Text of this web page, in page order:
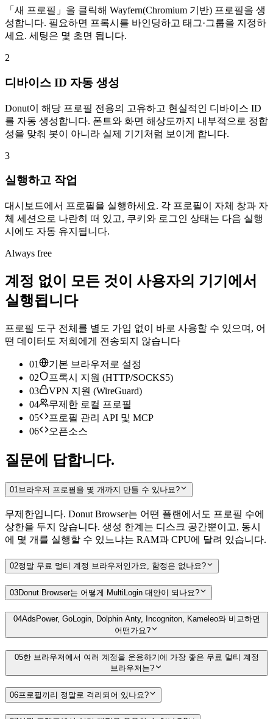
「새 프로필」을 클릭해 Wayfern(Chromium 기반) 프로필을 생
성합니다. 필요하면 프록시를 바인딩하고 태그·그룹을 지정하
세요. 세팅은 몇 초면 됩니다.
2
디바이스 ID 자동 생성
Donut이 해당 프로필 전용의 고유하고 현실적인 디바이스 ID
를 자동 생성합니다. 폰트와 화면 해상도까지 내부적으로 정합
성을 맞춰 봇이 아니라 실제 기기처럼 보이게 합니다.
3
실행하고 작업
대시보드에서 프로필을 실행하세요. 각 프로필이 자체 창과 자
체 세션으로 나란히 떠 있고, 쿠키와 로그인 상태는 다음 실행
시에도 자동 유지됩니다.
Always free
계정 없이 모든 것이 사용자의 기기에서
실행됩니다
프로필 도구 전체를 별도 가입 없이 바로 사용할 수 있으며, 어
떤 데이터도 저희에게 전송되지 않습니다
01
기본 브라우저로 설정
02
프록시 지원 (HTTP/SOCKS5)
03
VPN 지원 (WireGuard)
04
무제한 로컬 프로필
05
프로필 관리 API 및 MCP
06
오픈소스
질문에 답합니다.
01 브라우저 프로필을 몇 개까지 만들 수 있나요?
무제한입니다. Donut Browser는 어떤 플랜에서도 프로필 수에
상한을 두지 않습니다. 생성 한계는 디스크 공간뿐이고, 동시
에 몇 개를 실행할 수 있느냐는 RAM과 CPU에 달려 있습니다.
02정말 무료 멀티 계정 브라우저인가요, 함정은 없나요?
03Donut Browser는 어떻게 MultiLogin 대안이 되나요?
04AdsPower, GoLogin, Dolphin Anty, Incogniton, Kameleo와 비교하면
어떤가요?
05한 브라우저에서 여러 계정을 운용하기에 가장 좋은 무료 멀티 계정
브라우저는?
06프로필끼리 정말로 격리되어 있나요?